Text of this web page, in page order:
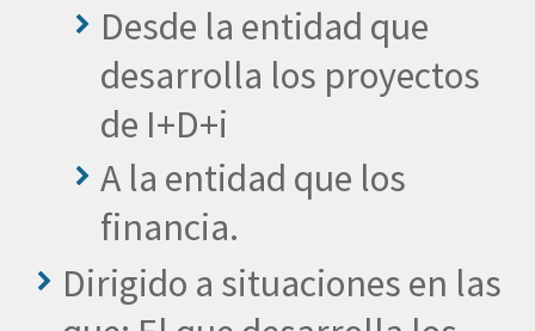
Desde la entidad que
desarrolla los proyectos
de I+D+i
A la entidad que los
financia.
Dirigido a situaciones en las